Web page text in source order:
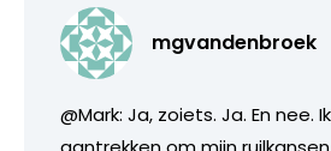
mgvandenbroek
@Mark: Ja, zoiets. Ja. En nee.